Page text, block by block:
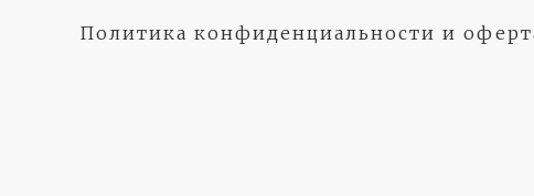
Политика конфиденциальности и